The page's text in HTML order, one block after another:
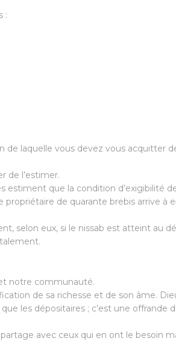
:
de laquelle vous devez vous acquitter
de l’estimer.
que la condition d’exigibilité
de quarante brebis arrive à
selon eux, si le nissab est atteint au
notre communauté.
de sa richesse et de son âme.
les dépositaires ; c’est une
avec ceux qui en ont le besoin